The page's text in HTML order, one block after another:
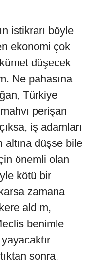
istikrarı böyle
ekonomi çok
düşecek
Ne pahasına
Türkiye
perişan
iş adamları
altına düşse bile
önemli olan
kötü bir
zamana
aldım,
benimle
sonra,